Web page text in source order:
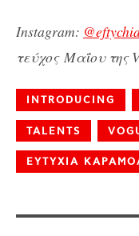
Instagram:
τεύχος Μαΐου της
INTRODUCING
TALENTS
ΕΥΤΥΧΙΑ